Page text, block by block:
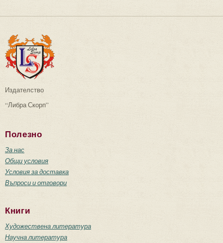
Издателство
“Либра Скорп”
Полезно
За нас
Общи условия
Условия за доставка
Въпроси и отговори
Книги
Художествена литература
Научна литература